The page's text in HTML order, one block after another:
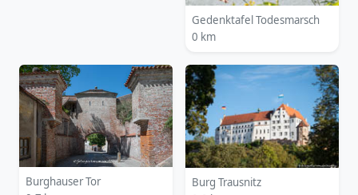
Gedenktafel Todesmarsch
0 km
Burghauser Tor
Burg Trausnitz